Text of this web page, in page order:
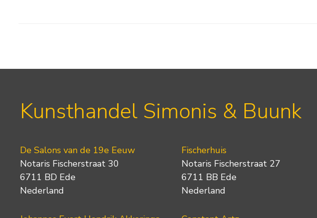
Kunsthandel Simonis & Buunk
De Salons van de 19e Eeuw
Notaris Fischerstraat 30
6711 BD Ede
Nederland
Fischerhuis
Notaris Fischerstraat 27
6711 BB Ede
Nederland